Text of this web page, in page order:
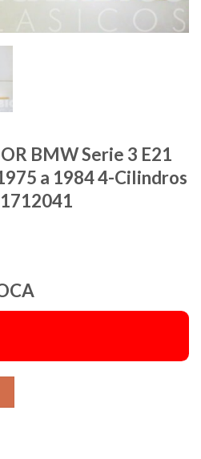
BMW Serie 3 E21
a 1984 4-Cilindros